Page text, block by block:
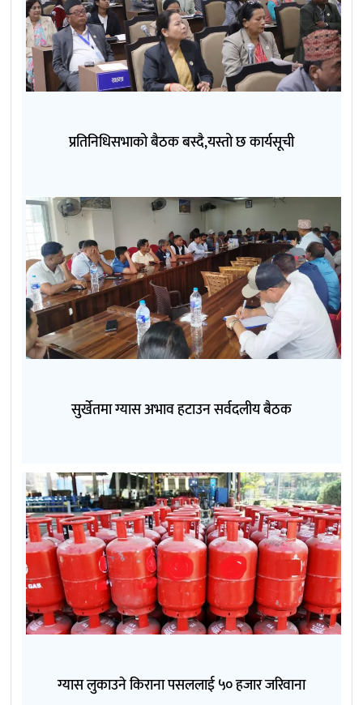
प्रतिनिधिसभाको बैठक बस्दै,यस्तो छ कार्यसूची
सुर्खेतमा ग्यास अभाव हटाउन सर्वदलीय बैठक
ग्यास लुकाउने किराना पसललाई ५० हजार जरिवाना